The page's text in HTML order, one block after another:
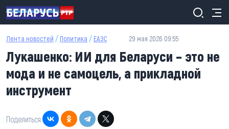
Перейти к основному содержанию
Лента новостей / Политика / ЕАЭС 29 мая 2026 09:55
Лукашенко: ИИ для Беларуси – это не
мода и не самоцель, а прикладной
инструмент
Поделиться: